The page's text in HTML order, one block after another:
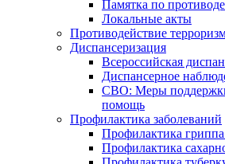
Памятка по
Локальные акты
Противодействие
Диспансеризация
Всероссийская
Диспансерное
СВО: Меры
помощь
Профилактика заболеваний
Профилактика
Профилактика